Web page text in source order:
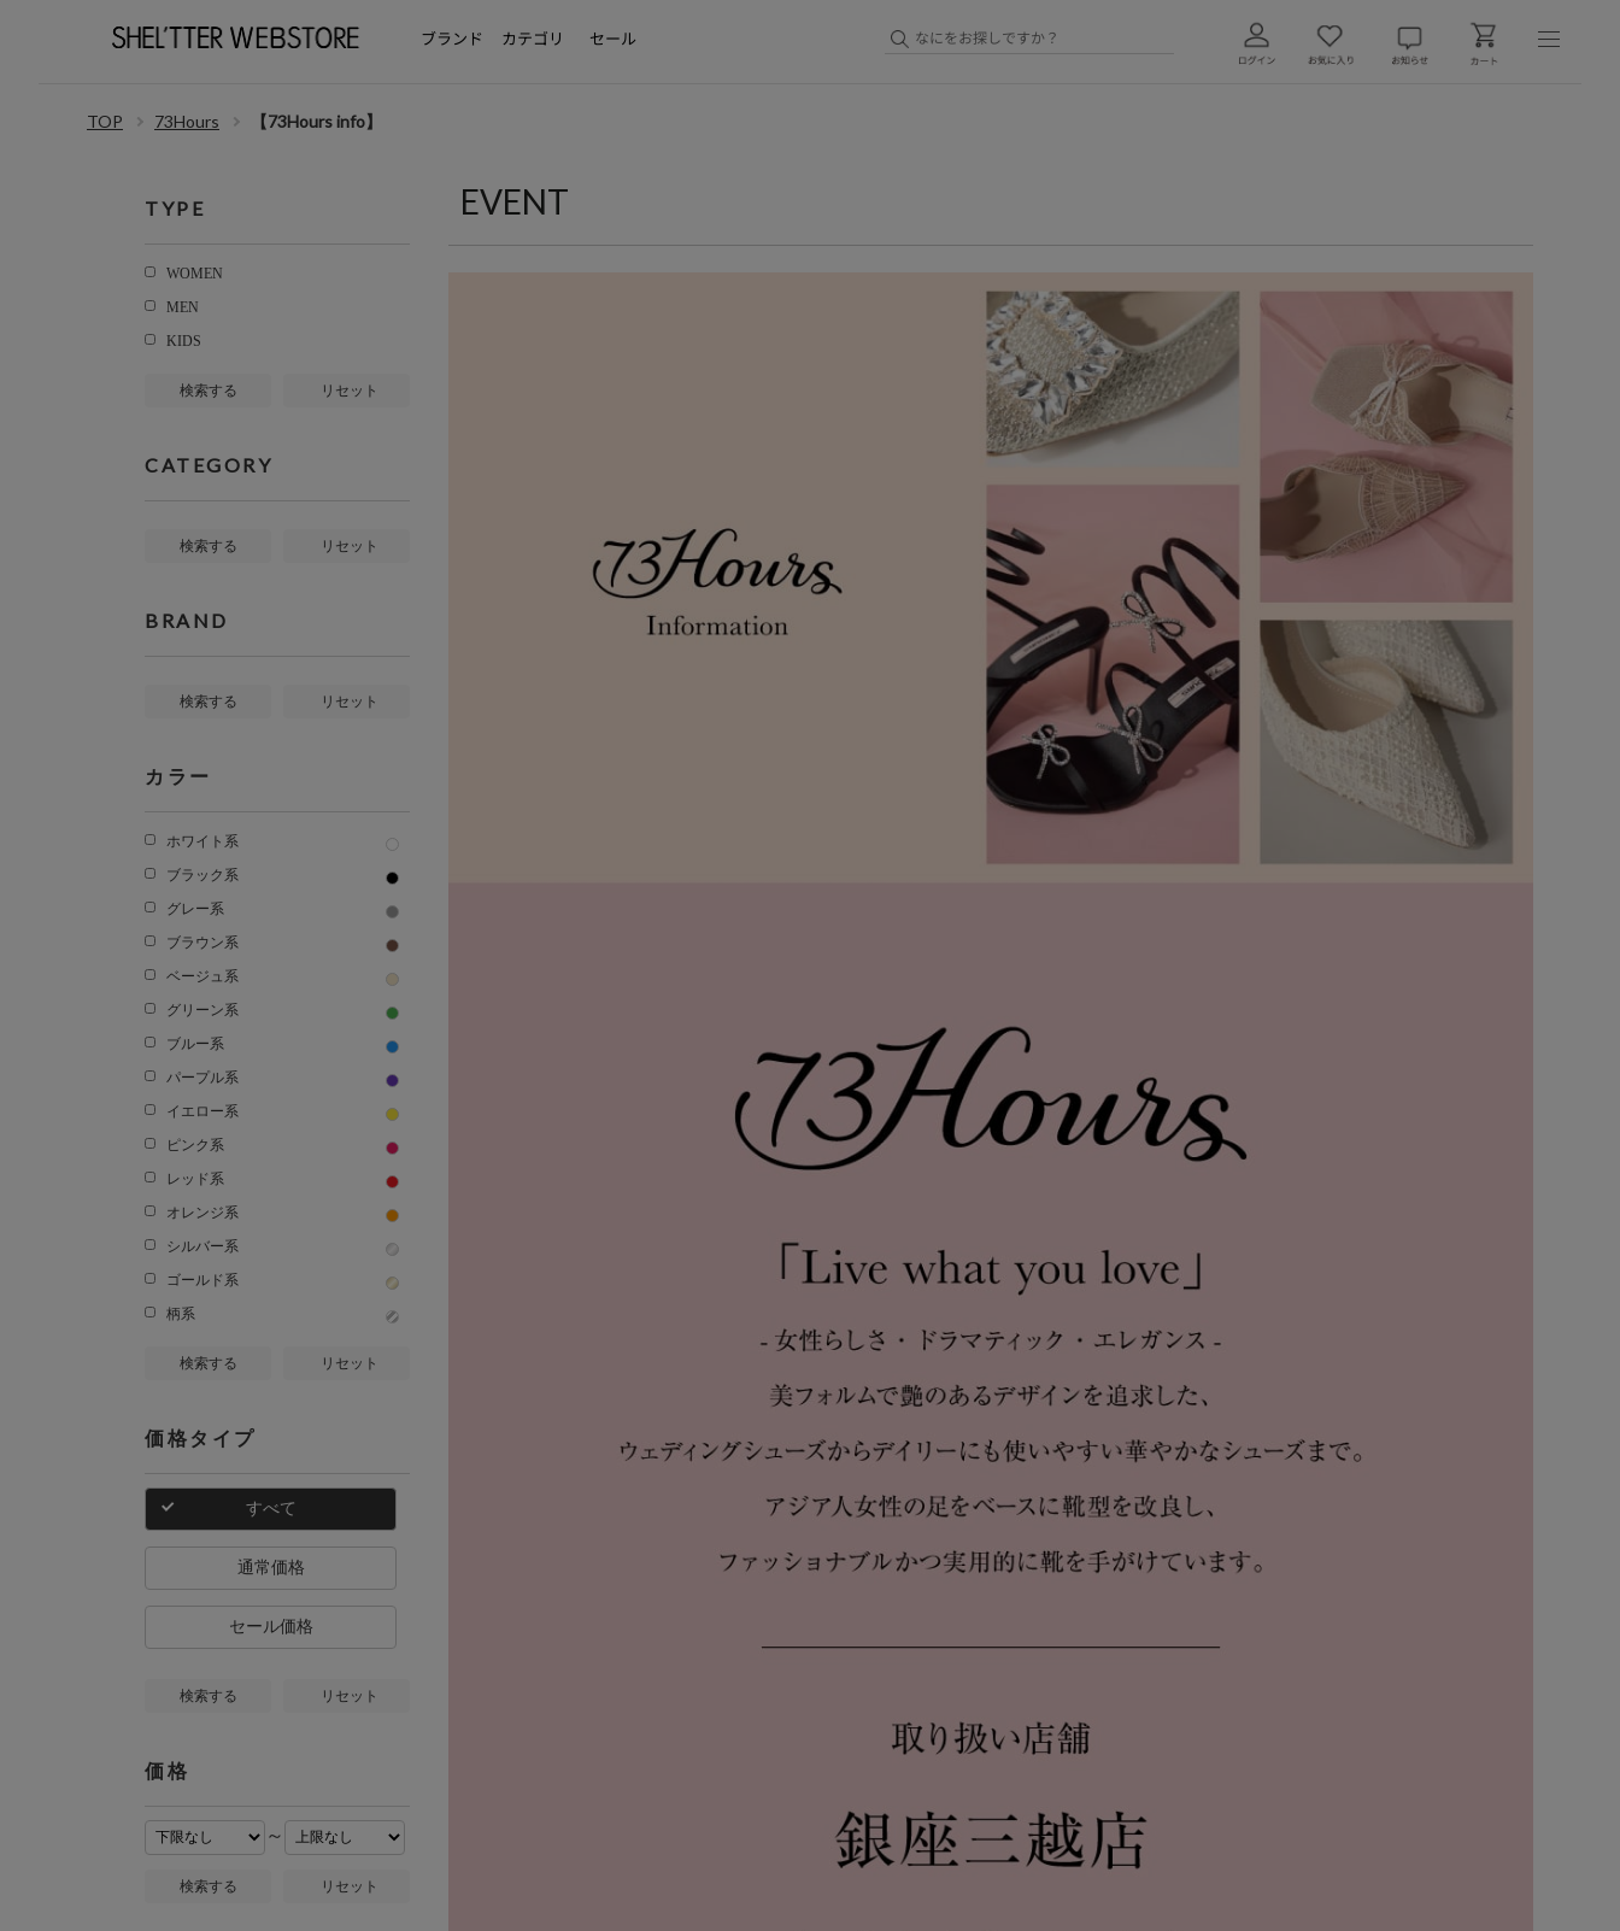
ブランド カテゴリ セール
TOP 73Hours 【73Hours info】
TYPE
WOMEN
MEN
KIDS
検索する リセット
CATEGORY
検索する リセット
BRAND
検索する リセット
カラー
ホワイト系
ブラック系
グレー系
ブラウン系
ベージュ系
グリーン系
ブルー系
パープル系
イエロー系
ピンク系
レッド系
オレンジ系
シルバー系
ゴールド系
柄系
検索する リセット
価格タイプ
すべて
通常価格
セール価格
検索する リセット
価格
～
検索する リセット
EVENT